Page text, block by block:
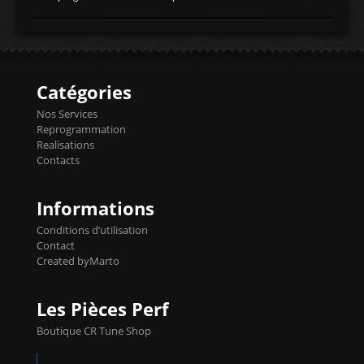
d'admissiontemp ex. pour atmo -30- 80°C
temperaturetemperature ldr moteurtemp
Injecteurs + Flashpro 1370€ TTC Le
précise et performante. Vous pourrez
basculer de la carto sans plomb à Ethanol à
l'aide du flashpro OPTION ECONOMIQUES
Reprog SP 98 sur le calculateur d'origine
450€ TTC Un gain d'environ 10cv et 15nm
Catégories
Nos Services
Reprogrammation
Realisations
Contacts
Informations
Conditions d’utilisation
Contact
Created byMarto
Les Pièces Perf
Boutique CR Tune Shop